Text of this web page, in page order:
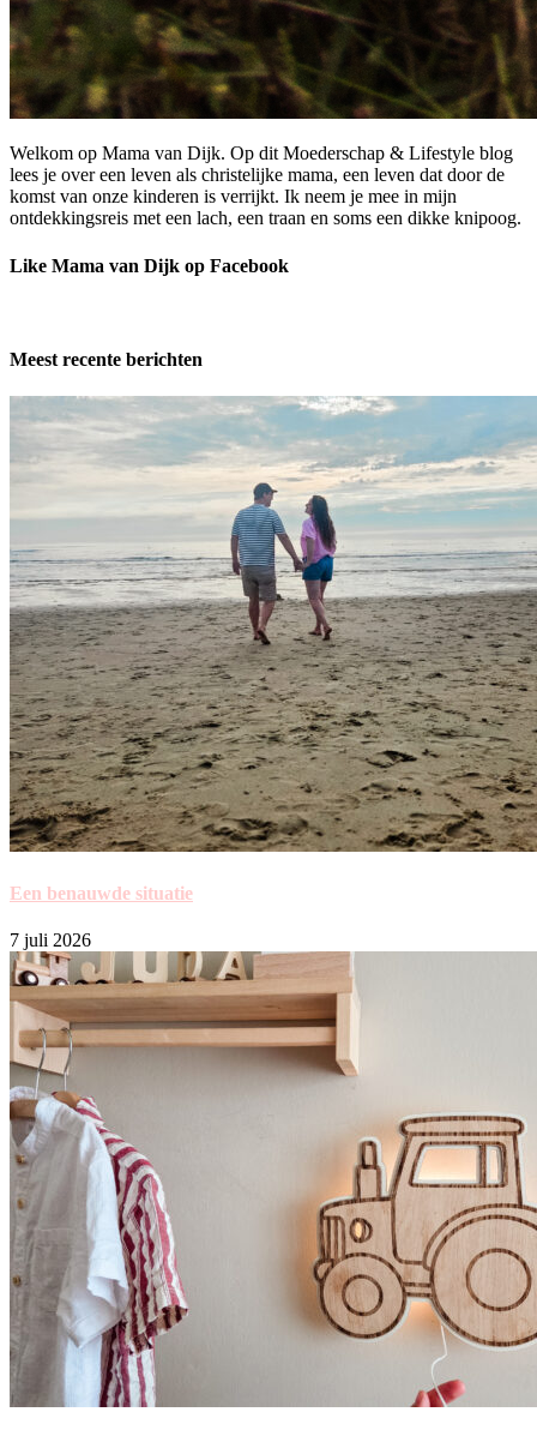
Welkom op Mama van Dijk. Op dit Moederschap & Lifestyle blog
lees je over een leven als christelijke mama, een leven dat door de
komst van onze kinderen is verrijkt. Ik neem je mee in mijn
ontdekkingsreis met een lach, een traan en soms een dikke knipoog.
Like Mama van Dijk op Facebook
Meest recente berichten
Een benauwde situatie
7 juli 2026